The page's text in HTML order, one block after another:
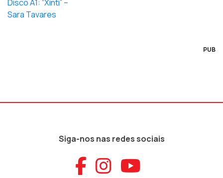
PUB
Siga-nos nas redes sociais
Aceder ao
Aceder ao
Aceder